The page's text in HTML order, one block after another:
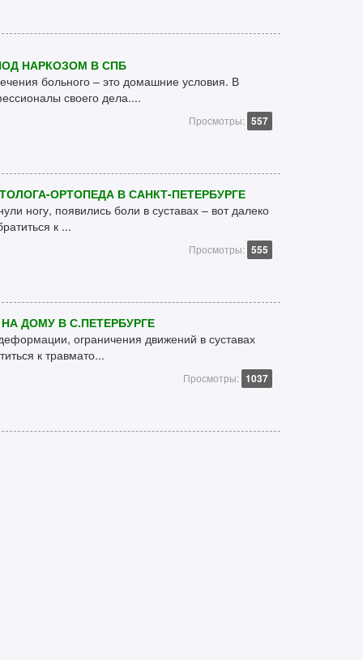
НАРКОЗОМ В СПБ
больного – это домашние условия. В
своего дела....
Просмотры: 557
ОРТОПЕДА В САНКТ-ПЕТЕРБУРГЕ
ногу, появились боли в суставах – вот далеко
к ...
Просмотры: 555
ДОМУ В С.ПЕТЕРБУРГЕ
ограничения движений в суставах
к травмато...
Просмотры: 1037